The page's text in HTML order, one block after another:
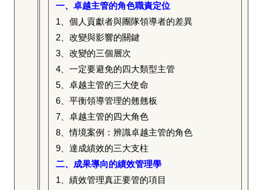
一、卓越主管的角色職責定位
1 、個人貢獻者與團隊領導者的差異
2 、改變與影響的關鍵
3 、改變的三個層次
4 、一定要避免的四大類型主管
5 、卓越主管的三大使命
6 、平衡領導管理的翹翹板
7 、卓越主管的四大角色
8 、情境案例：辨識卓越主管的角色
9 、達成績效的三大支柱
二、成果導向的績效管理學
1 、績效管理真正要管的項目